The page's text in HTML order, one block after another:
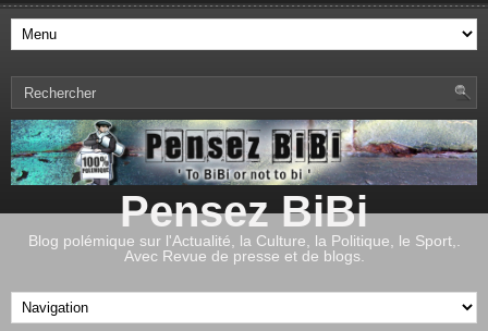
Pensez BiBi
Blog polémique sur l'Actualité, la Culture, la Politique, le Sport,.
Avec Revue de presse et de blogs.